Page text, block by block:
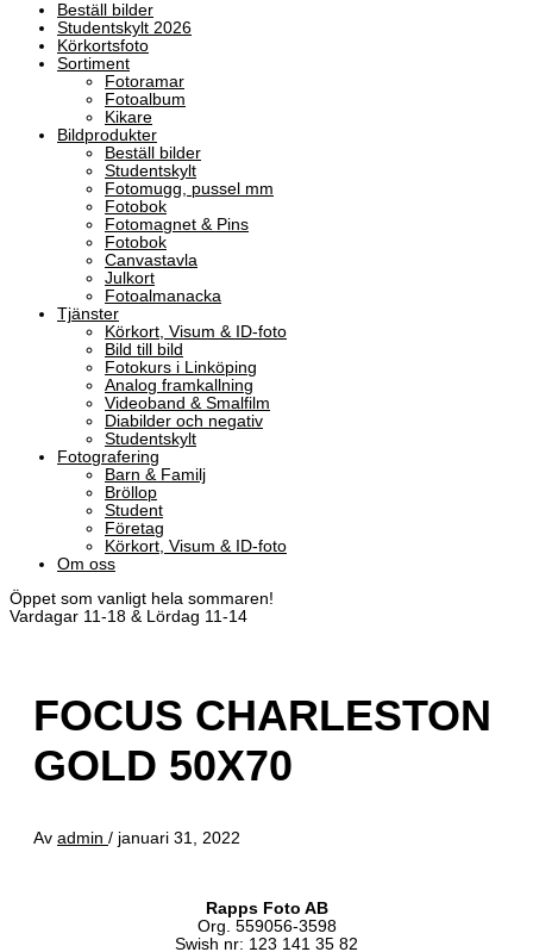
Beställ bilder
Studentskylt 2026
Körkortsfoto
Sortiment
Fotoramar
Fotoalbum
Kikare
Bildprodukter
Beställ bilder
Studentskylt
Fotomugg, pussel mm
Fotobok
Fotomagnet & Pins
Fotobok
Canvastavla
Julkort
Fotoalmanacka
Tjänster
Körkort, Visum & ID-foto
Bild till bild
Fotokurs i Linköping
Analog framkallning
Videoband & Smalfilm
Diabilder och negativ
Studentskylt
Fotografering
Barn & Familj
Bröllop
Student
Företag
Körkort, Visum & ID-foto
Om oss
Öppet som vanligt hela sommaren!
Vardagar 11-18 & Lördag 11-14
FOCUS CHARLESTON
GOLD 50X70
Av admin / januari 31, 2022
Rapps Foto AB
Org. 559056-3598
Swish nr: 123 141 35 82